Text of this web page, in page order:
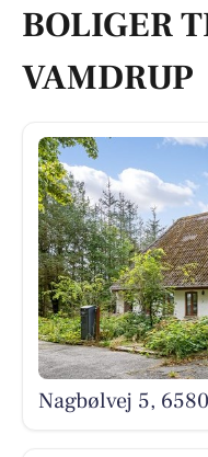
BOLIGER
VAMDRUP
Nagbølvej 5,